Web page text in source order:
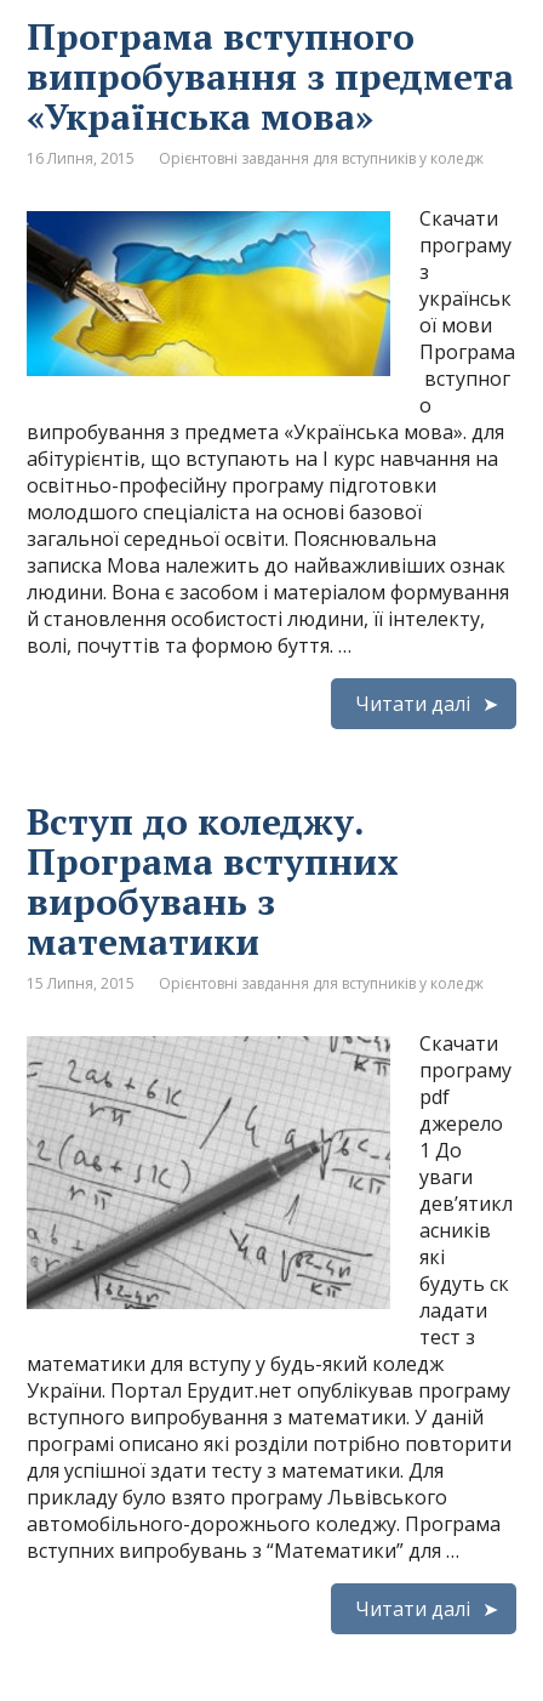
Програма вступного
випробування з предмета
«Українська мова»
16 Липня, 2015 Орієнтовні завдання для вступників у коледж
Скачати
програму
з
українськ
ої мови
Програма
вступног
о
випробування з предмета «Українська мова». для
абітурієнтів, що вступають на І курс навчання на
освітньо-професійну програму підготовки
молодшого спеціаліста на основі базової
загальної середньої освіти. Пояснювальна
записка Мова належить до найважливіших ознак
людини. Вона є засобом і матеріалом формування
й становлення особистості людини, її інтелекту,
волі, почуттів та формою буття. …
Читати далі
Вступ до коледжу.
Програма вступних
виробувань з
математики
15 Липня, 2015 Орієнтовні завдання для вступників у коледж
Скачати
програму
pdf
джерело
1 До
уваги
дев’ятикл
асників
які
будуть ск
ладати
тест з
математики для вступу у будь-який коледж
України. Портал Ерудит.нет опублікував програму
вступного випробування з математики. У даній
програмі описано які розділи потрібно повторити
для успішної здати тесту з математики. Для
прикладу було взято програму Львівського
автомобільного-дорожнього коледжу. Програма
вступних випробувань з “Математики” для …
Читати далі